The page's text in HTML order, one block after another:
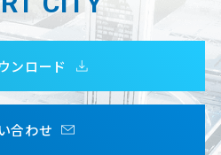
ンロード
合わせ